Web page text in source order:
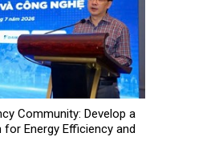
Community: Develop a
Energy Efficiency and